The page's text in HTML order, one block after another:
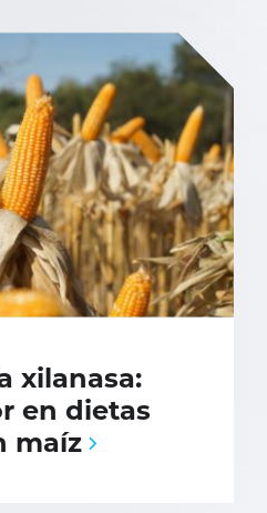
xilanasa:
en dietas
maíz